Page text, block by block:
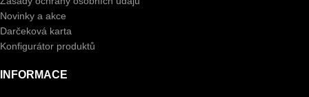
Novinky a akce
Darčeková karta
Konfigurátor produktů
INFORMACE